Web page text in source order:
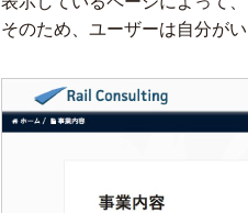
そのため、ユーザーは自分が